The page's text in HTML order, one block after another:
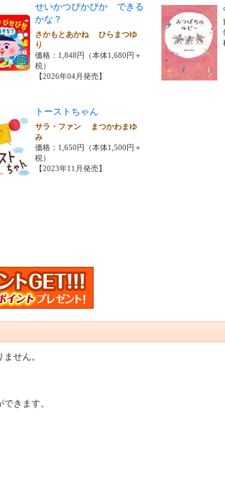
せいかつぴかぴか できる
かな？
さかもとあかね ひらまつゆ
り
価格：1,848円（本体1,680円＋
税）
【2026年04月発売】
トーストちゃん
サラ・ファン まつかわまゆ
み
価格：1,650円（本体1,500円＋
税）
【2023年11月発売】
せん。
きます。